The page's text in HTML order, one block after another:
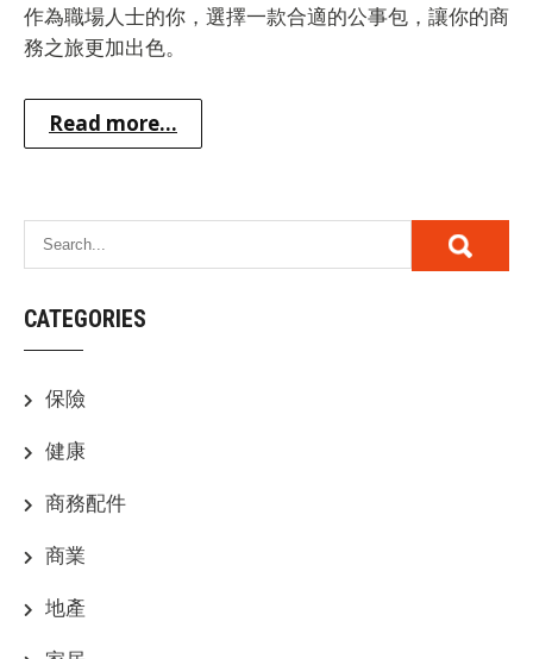
作為職場人士的你，選擇一款合適的公事包，讓你的商
務之旅更加出色。
Read more...
CATEGORIES
保險
健康
商務配件
商業
地產